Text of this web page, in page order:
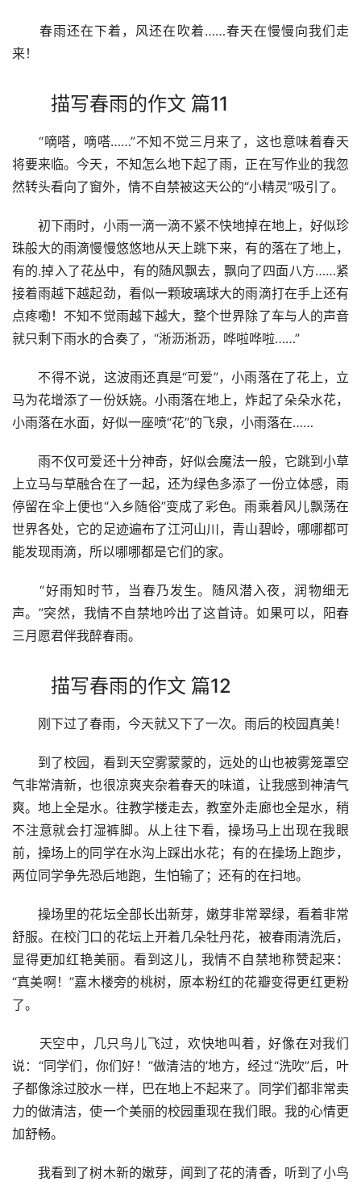
春雨还在下着，风还在吹着……春天在慢慢向我们走
来！
描写春雨的作文 篇11
“嘀嗒，嘀嗒……”不知不觉三月来了，这也意味着春天
将要来临。今天，不知怎么地下起了雨，正在写作业的我忽
然转头看向了窗外，情不自禁被这天公的“小精灵”吸引了。
初下雨时，小雨一滴一滴不紧不快地掉在地上，好似珍
珠般大的雨滴慢慢悠悠地从天上跳下来，有的落在了地上，
有的.掉入了花丛中，有的随风飘去，飘向了四面八方……紧
接着雨越下越起劲，看似一颗玻璃球大的雨滴打在手上还有
点疼嘞！不知不觉雨越下越大，整个世界除了车与人的声音
就只剩下雨水的合奏了，“淅沥淅沥，哗啦哗啦……”
不得不说，这波雨还真是“可爱”，小雨落在了花上，立
马为花增添了一份妖娆。小雨落在地上，炸起了朵朵水花，
小雨落在水面，好似一座喷“花”的飞泉，小雨落在……
雨不仅可爱还十分神奇，好似会魔法一般，它跳到小草
上立马与草融合在了一起，还为绿色多添了一份立体感，雨
停留在伞上便也“入乡随俗”变成了彩色。雨乘着风儿飘荡在
世界各处，它的足迹遍布了江河山川，青山碧岭，哪哪都可
能发现雨滴，所以哪哪都是它们的家。
“好雨知时节，当春乃发生。随风潜入夜，润物细无
声。”突然，我情不自禁地吟出了这首诗。如果可以，阳春
三月愿君伴我醉春雨。
描写春雨的作文 篇12
刚下过了春雨，今天就又下了一次。雨后的校园真美！
到了校园，看到天空雾蒙蒙的，远处的山也被雾笼罩空
气非常清新，也很凉爽夹杂着春天的味道，让我感到神清气
爽。地上全是水。往教学楼走去，教室外走廊也全是水，稍
不注意就会打湿裤脚。从上往下看，操场马上出现在我眼
前，操场上的同学在水沟上踩出水花；有的在操场上跑步，
两位同学争先恐后地跑，生怕输了；还有的在扫地。
操场里的花坛全部长出新芽，嫩芽非常翠绿，看着非常
舒服。在校门口的花坛上开着几朵牡丹花，被春雨清洗后，
显得更加红艳美丽。看到这儿，我情不自禁地称赞起来：
“真美啊！”嘉木楼旁的桃树，原本粉红的花瓣变得更红更粉
了。
天空中，几只鸟儿飞过，欢快地叫着，好像在对我们
说：“同学们，你们好！”做清洁的’地方，经过“洗吹”后，叶
子都像涂过胶水一样，巴在地上不起来了。同学们都非常卖
力的做清洁，使一个美丽的校园重现在我们眼。我的心情更
加舒畅。
我看到了树木新的嫩芽，闻到了花的清香，听到了小鸟